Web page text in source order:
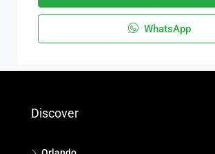
WhatsApp
Discover